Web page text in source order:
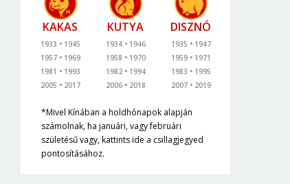
KAKAS
1933
1945
1957
1969
1981
1993
2005
2017
KUTYA
1934
1946
1958
1970
1982
1994
2006
2018
DISZNÓ
1935
1947
1959
1971
1983
1995
2007
2019
*Mivel Kínában a holdhónapok alapján
számolnak, ha januári, vagy februári
születésű vagy, kattints ide a csillagjegyed
pontosításához.